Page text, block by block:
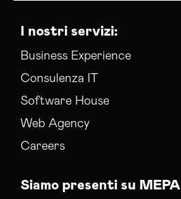
I nostri servizi:
Business Experience
Consulenza IT
Software House
Web Agency
Careers
Siamo presenti su MEPA